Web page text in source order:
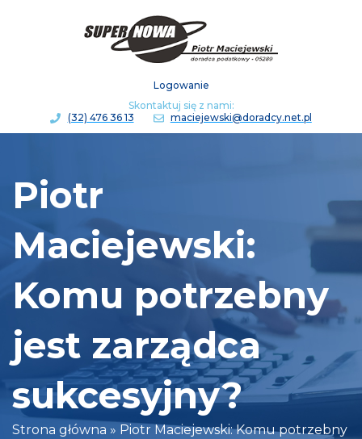
Logowanie
Skontaktuj się z nami:
(32) 476 36 13
maciejewski@doradcy.net.pl
Piotr
Maciejewski:
Komu potrzebny
jest zarządca
sukcesyjny?
Strona główna » Piotr Maciejewski: Komu potrzebny